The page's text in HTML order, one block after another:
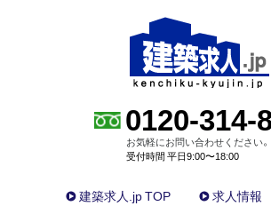
0120-314-
お気軽にお問い合わせください。
受付時間 平日9:00〜18:00
建築求人.jp TOP
求人情報